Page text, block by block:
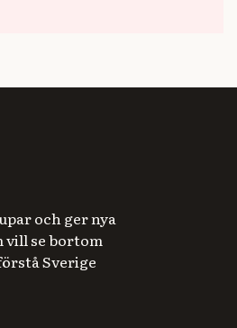
och ger nya
vill se bortom
Sverige